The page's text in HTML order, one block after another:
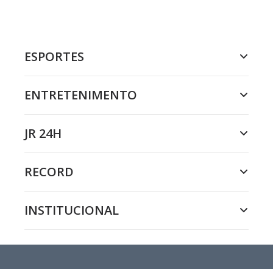
ESPORTES
ENTRETENIMENTO
JR 24H
RECORD
INSTITUCIONAL